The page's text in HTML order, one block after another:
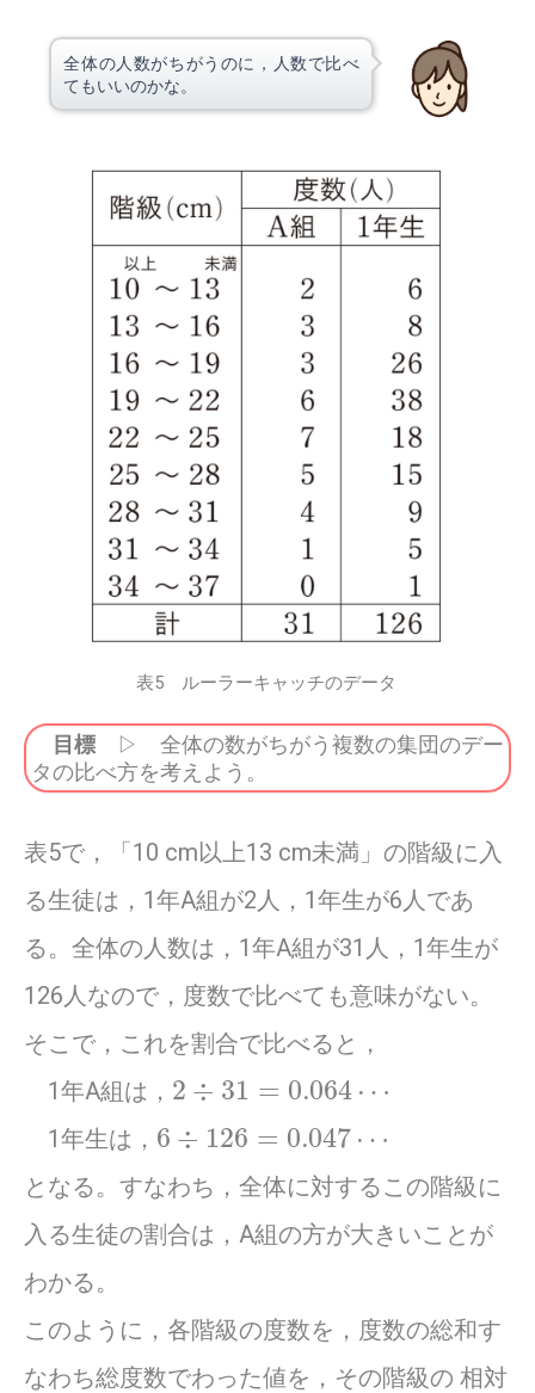
全体の人数がちがうのに，人数で比べ
てもいいのかな。
表5 ルーラーキャッチのデータ
目標 ▷ 全体の数がちがう複数の集団のデー
タの比べ方を考えよう。
表5で，「10 cm以上13 cm未満」の階級に入
る生徒は，1年A組が2人，1年生が6人であ
る。全体の人数は，1年A組が31人，1年生が
126人なので，度数で比べても意味がない。
そこで，これを割合で比べると，
1年A組は， 2 31= 0.064⋯
1年生は， 6 126= 0.047 ⋯
となる。すなわち，全体に対するこの階級に
入る生徒の割合は，A組の方が大きいことが
わかる。
このように，各階級の度数を，度数の総和す
なわち総度数でわった値を，その階級の 相対